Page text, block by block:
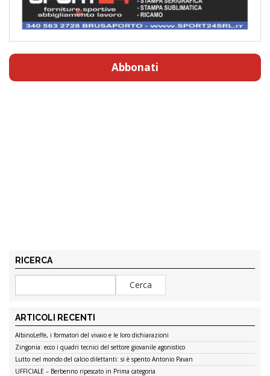
Abbonati
RICERCA
ARTICOLI RECENTI
AlbinoLeffe, i formatori del vivaio e le loro dichiarazioni
Zingonia: ecco i quadri tecnici del settore giovanile agonistico
Lutto nel mondo del calcio dilettanti: si è spento Antonio Pavan
UFFICIALE – Berbenno ripescato in Prima categoria